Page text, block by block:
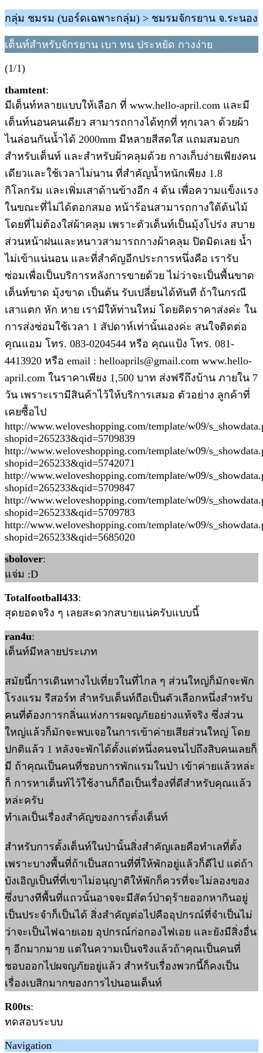
กลุ่ม ชมรม (บอร์ดเฉพาะกลุ่ม) > ชมรมจักรยาน จ.ระนอง
เต็นท์สำหรับจักรยาน เบา ทน ประหยัด กางง่าย
(1/1)
thamtent:
มีเต็นท์หลายแบบให้เลือก ที่ www.hello-april.com และมี
เต็นท์นอนคนเดียว สามารถกางได้ทุกที่ ทุกเวลา ด้วยผ้า
ไนล่อนกันน้ำได้ 2000mm มีหลายสีสดใส แถมสมอบก
สำหรับเต็นท์ และสำหรับผ้าคลุมด้วย กางเก็บง่ายเพียงคน
เดียวและใช้เวลาไม่นาน ที่สำคัญน้ำหนักเพียง 1.8
กิโลกรัม และเพิ่มเสาด้านข้างอีก 4 ต้น เพื่อความแข็งแรง
ในขณะที่ไม่ได้ตอกสมอ หน้าร้อนสามารถกางใต้ต้นไม้
โดยที่ไม่ต้องใส่ผ้าคลุม เพราะตัวเต็นท์เป็นมุ้งโปร่ง สบาย
ส่วนหน้าฝนและหนาวสามารถกางผ้าคลุม ปิดมิดเลย น้ำ
ไม่เข้าแน่นอน และที่สำคัญอีกประการหนึ่งคือ เรารับ
ซ่อมเพื่อเป็นบริการหลังการขายด้วย ไม่ว่าจะเป็นพื้นขาด
เต็นท์ขาด มุ้งขาด เป็นต้น รับเปลี่ยนได้ทันที ถ้าในกรณี
เสาแตก หัก หาย เรามีให้ท่านใหม่ โดยคิดราคาส่งค่ะ ใน
การส่งซ่อมใช้เวลา 1 สัปดาห์เท่านั้นเองค่ะ สนใจติดต่อ
คุณแอม โทร. 083-0204544 หรือ คุณแป้ง โทร. 081-
4413920 หรือ email : helloaprils@gmail.com www.hello-
april.com ในราคาเพียง 1,500 บาท ส่งฟรีถึงบ้าน ภายใน 7
วัน เพราะเรามีสินค้าไว้ให้บริการเสมอ ตัวอย่าง ลูกค้าที่
เคยซื้อไป
http://www.weloveshopping.com/template/w09/
shopid=265233&qid=5709839
http://www.weloveshopping.com/template/w09/
shopid=265233&qid=5742071
http://www.weloveshopping.com/template/w09/
shopid=265233&qid=5709847
http://www.weloveshopping.com/template/w09/
shopid=265233&qid=5709783
http://www.weloveshopping.com/template/w09/
shopid=265233&qid=5685020
sbolover:
แจ่ม :D
Totalfootball433:
สุดยอดจริง ๆ เลยสะดวกสบายแน่ครับแบบนี้
ran4u:
เต็นท์มีหลายประเภท
สมัยนี้การเดินทางไปเที่ยวในที่ไกล ๆ ส่วนใหญ่ก็มักจะพัก
โรงแรม รีสอร์ท สำหรับเต็นท์ถือเป็นตัวเลือกหนึ่งสำหรับ
คนที่ต้องการกลิ่นแห่งการผจญภัยอย่างแท้จริง ซึ่งส่วน
ใหญ่แล้วก็มักจะพบเจอในการเข้าค่ายเสียส่วนใหญ่ โดย
ปกติแล้ว 1 หลังจะพักได้ตั้งแต่หนึ่งคนจนไปถึงสิบคนเลยก็
มี ถ้าคุณเป็นคนที่ชอบการพักแรมในป่า เข้าค่ายแล้วหล่ะ
ก็ การหาเต็นท์ไว้ใช้งานก็ถือเป็นเรื่องที่ดีสำหรับคุณแล้ว
หล่ะครับ
ทำเลเป็นเรื่องสำคัญของการตั้งเต็นท์
สำหรับการตั้งเต็นท์ในป่านั้นสิ่งสำคัญเลยคือทำเลที่ตั้ง
เพราะบางพื้นที่ถ้าเป็นสถานที่ที่ให้พักอยู่แล้วก็ดีไป แต่ถ้า
บังเอิญเป็นที่ที่เขาไม่อนุญาติให้พักก็ควรที่จะไม่ลองของ
ซึ่งบางทีพื้นที่แถวนั้นอาจจะมีสัตว์ป่าดุร้ายออกหากินอยู่
เป็นประจำก็เป็นได้ สิ่งสำคัญต่อไปคืออุปกรณ์ที่จำเป็นไม่
ว่าจะเป็นไฟฉายเอย อุปกรณ์ก่อกองไฟเอย และยังมีสิ่งอื่น
ๆ อีกมากมาย แต่ในความเป็นจริงแล้วถ้าคุณเป็นคนที่
ชอบออกไปผจญภัยอยู่แล้ว สำหรับเรื่องพวกนี้ก็คงเป็น
เรื่องเบสิกมากของการไปนอนเต็นท์
R00ts:
ทดสอบระบบ
Navigation